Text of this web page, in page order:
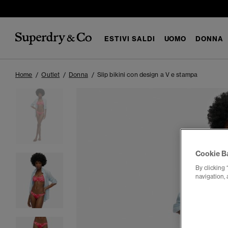
ESTIVI SALDI UOMO DONNA
Home Outlet Donna Slip bikini con design a V e stampa
Cookie
By clicking
navigation,